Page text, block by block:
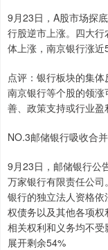
9月23日，A股市场探
行股逆市上涨。四大
体上涨，南京银行涨近
点评：银行板块的集体
南京银行等个股的领
善、政策支持或行业盈
NO.3邮储银行吸收合
9月23日，邮储银行公
万家银行有限责任公
银行的独立法人资格
权债务以及其他各项
相关权利和义务均不受
展开剩余54%